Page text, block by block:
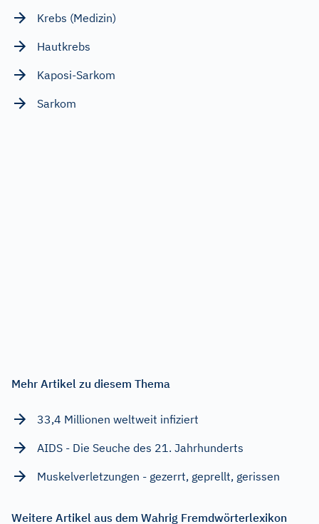
Krebs (Medizin)
Hautkrebs
Kaposi-Sarkom
Sarkom
Mehr Artikel zu diesem Thema
33,4 Millionen weltweit infiziert
AIDS - Die Seuche des 21. Jahrhunderts
Muskelverletzungen - gezerrt, geprellt, gerissen
Weitere Artikel aus dem Wahrig Fremdwörterlexikon